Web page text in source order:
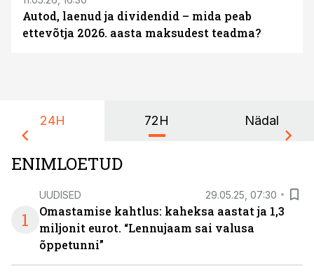
Autod, laenud ja dividendid – mida peab
ettevõtja 2026. aasta maksudest teadma?
24H 72H Nädal
ENIMLOETUD
1
UUDISED 29.05.25, 07:30
Omastamise kahtlus: kaheksa aastat ja 1,3
miljonit eurot. “Lennujaam sai valusa
õppetunni”